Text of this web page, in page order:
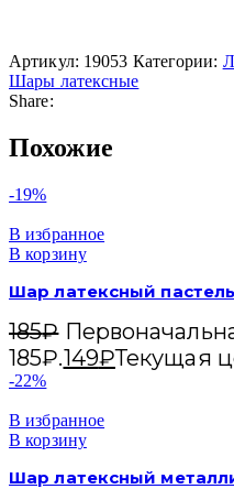
Артикул: 19053 Категории:
Шары латексные
Share:
Похожие
-19%
В избранное
В корзину
Шар латексный
185₽
185₽.149₽Текущая
-22%
В избранное
В корзину
Шар латексный